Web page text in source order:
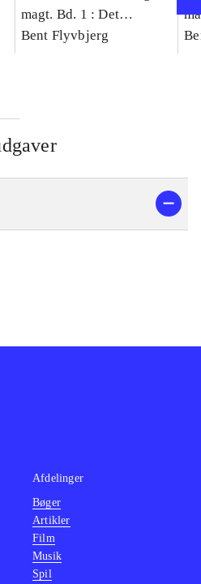
magt. Bd. 1 : Det
konkretes videnskab
Bent Flyvbjerg
Afdelinger
Bøger
Artikler
Film
Musik
Spil